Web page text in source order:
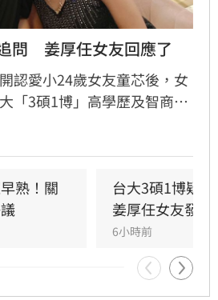
問　姜厚任女友回應了
認愛小24歲女友童芯後，女
「3碩1博」高學歷及智商
度質疑。童芯日前於社群
酵，網友針對其學歷真實性
對女友身陷輿論風波，姜厚
稱兩人的戀情已像偵探片，
熟！關
台大3碩1博疑
姜厚任女友發聲
6小時前